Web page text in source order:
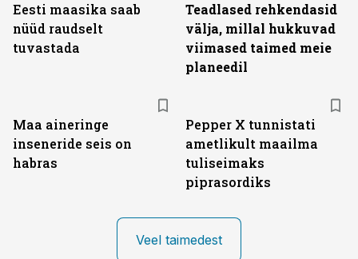
Eesti maasika saab
nüüd raudselt
tuvastada
Teadlased rehkendasid
välja, millal hukkuvad
viimased taimed meie
planeedil
Maa aineringe
inseneride seis on
habras
Pepper X tunnistati
ametlikult maailma
tuliseimaks
piprasordiks
Veel taimedest